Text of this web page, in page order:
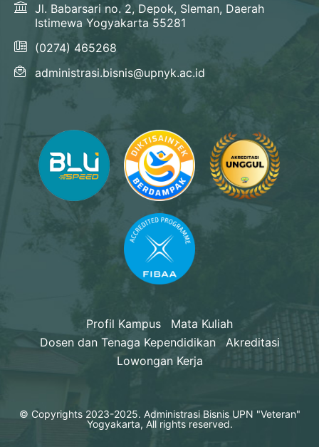
Jl. Babarsari no. 2, Depok, Sleman, Daerah
Istimewa Yogyakarta 55281
(0274) 465268
administrasi.bisnis@upnyk.ac.id
Profil Kampus
Mata Kuliah
Dosen dan Tenaga Kependidikan
Akreditasi
Lowongan Kerja
© Copyrights 2023-2025. Administrasi Bisnis UPN "Veteran"
Yogyakarta, All rights reserved.